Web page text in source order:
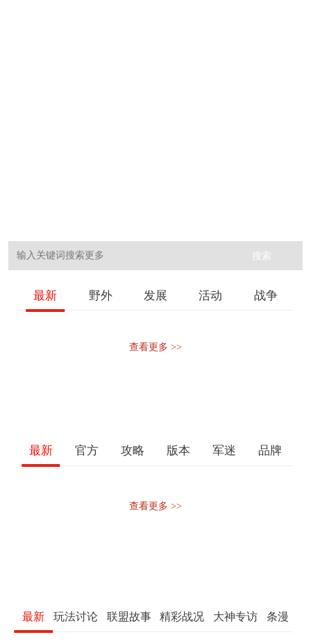
搜索
最新 野外 发展 活动 战争
查看更多 >>
最新 官方 攻略 版本 军迷 品牌
查看更多 >>
最新 玩法讨论 联盟故事 精彩战况 大神专访 条漫